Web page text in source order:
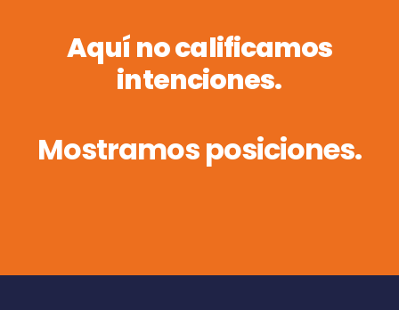
Aquí no calificamos
intenciones.
Mostramosposiciones.